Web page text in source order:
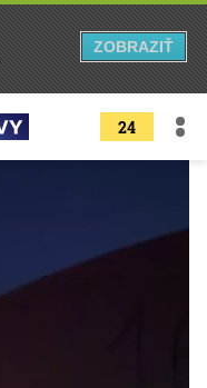
24
ZOBRAZIŤ